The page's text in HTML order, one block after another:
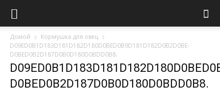
Домой
Кормушка для овец
D09ED0B1D183D181D182D180D0BED0B9D181D182D0B2D0BE-
D0BED0B2D187D0B0D180D0BDD0B8.
D0BED0B2D187D0B0D180D0BDD0B8.